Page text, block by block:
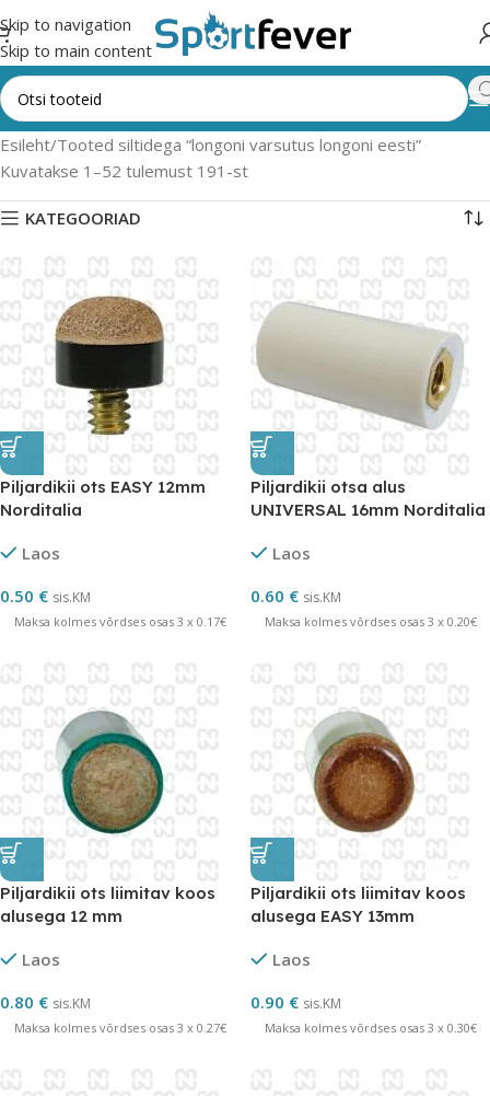
Skip to navigation
Skip to main content
Esileht Tooted siltidega “longoni varsutus longoni eesti”
Kuvatakse 1–52 tulemust 191-st
KATEGOORIAD
Piljardikii ots EASY 12mm
Norditalia
Laos
0.50 € sis.KM
Maksa kolmes võrdses osas 3 x 0.17€
Piljardikii otsa alus
UNIVERSAL 16mm Norditalia
Laos
0.60 € sis.KM
Maksa kolmes võrdses osas 3 x 0.20€
Piljardikii ots liimitav koos
alusega 12 mm
Laos
0.80 € sis.KM
Maksa kolmes võrdses osas 3 x 0.27€
Piljardikii ots liimitav koos
alusega EASY 13mm
Laos
0.90 € sis.KM
Maksa kolmes võrdses osas 3 x 0.30€